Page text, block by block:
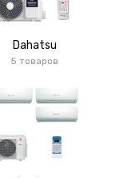
Dahatsu
5 товаров